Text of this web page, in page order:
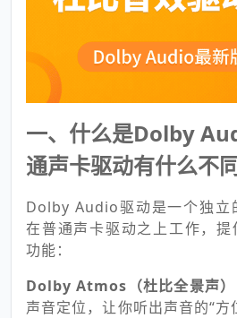
一、什么是Dolby
通声卡驱动有什么不同
Dolby Audio驱动是一个独立
在普通声卡驱动之上工作，
功能：
Dolby Atmos（杜比全景声）
声音定位，让你听出声音的“